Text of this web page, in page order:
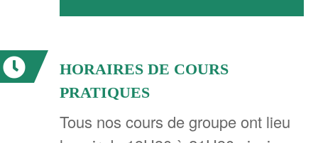
HORAIRES DE COURS
PRATIQUES
Tous nos cours de groupe ont lieu